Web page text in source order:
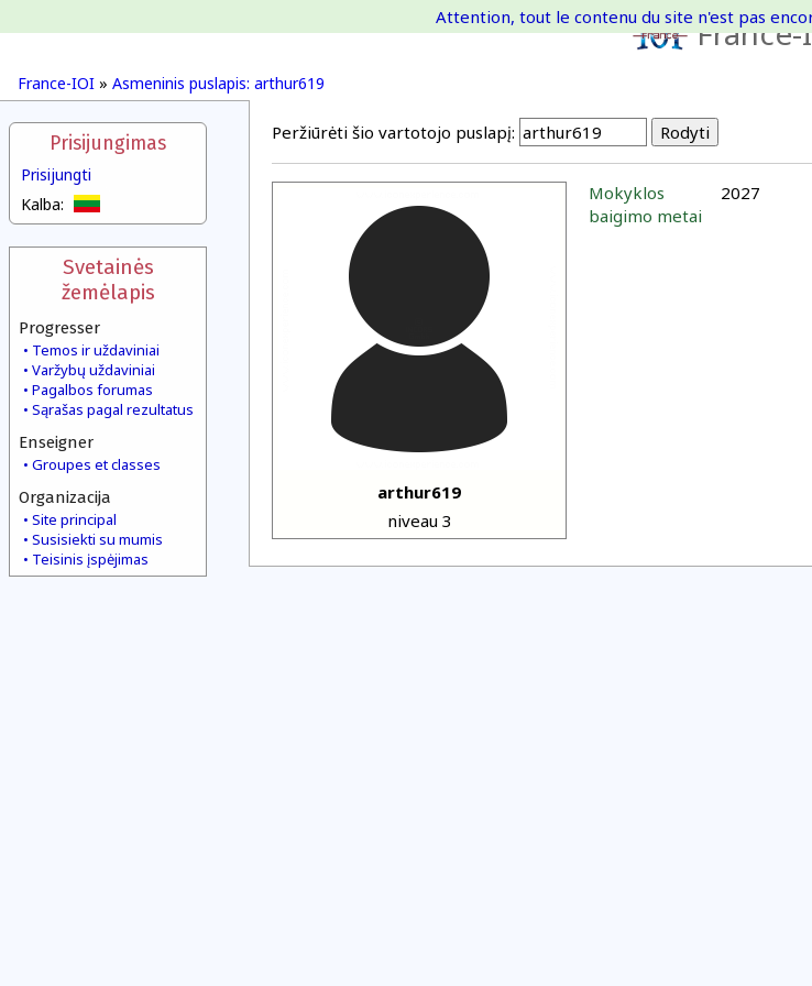
France-IOI » Asmeninis puslapis: arthur619
Attention, tout le contenu du site n'est pas
Prisijungimas
Prisijungti
Kalba:
Svetainės
žemėlapis
Progresser
Temos ir uždaviniai
Varžybų uždaviniai
Pagalbos forumas
Sąrašas pagal rezultatus
Enseigner
Groupes et classes
Organizacija
Site principal
Susisiekti su mumis
Teisinis įspėjimas
Peržiūrėti šio vartotojo puslapį:
arthur619
niveau 3
Mokyklos
baigimo metai
2027